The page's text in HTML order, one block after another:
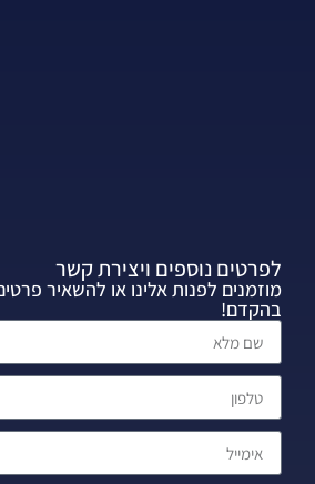
לפרטים נוספים ויצירת קשר
מוזמנים לפנות אלינו או להשאיר
בהקדם!